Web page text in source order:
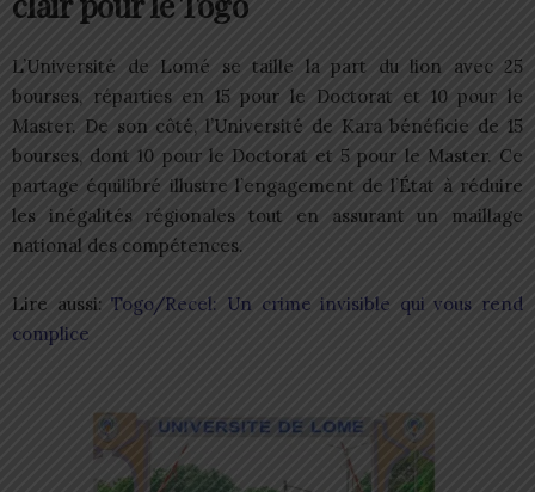
L’Université de Lomé se taille la part du lion avec 25
bourses, réparties en 15 pour le Doctorat et 10 pour le
Master. De son côté, l’Université de Kara bénéficie de 15
bourses, dont 10 pour le Doctorat et 5 pour le Master. Ce
partage équilibré illustre l’engagement de l’État à réduire
les inégalités régionales tout en assurant un maillage
national des compétences.
Lire aussi:Togo/Recel: Un crime invisible qui vous rend
complice